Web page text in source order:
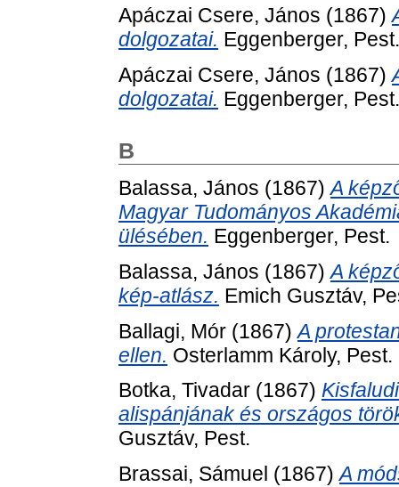
Apáczai Csere, János (1867)
dolgozatai. Eggenberger, Pest.
Apáczai Csere, János (1867)
dolgozatai. Eggenberger, Pest.
B
Balassa, János (1867)A
Magyar Tudományos
ülésében. Eggenberger, Pest.
Balassa, János (1867)A
kép-atlász. Emich Gusztáv,
Ballagi, Mór (1867)A
ellen. Osterlamm Károly, Pest.
Botka, Tivadar (1867)
alispánjának és országos
Gusztáv, Pest.
Brassai, Sámuel (1867)A